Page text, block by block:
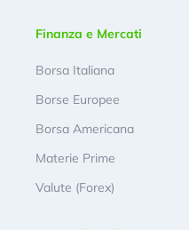
Finanza e Mercati
Borsa Italiana
Borse Europee
Borsa Americana
Materie Prime
Valute (Forex)